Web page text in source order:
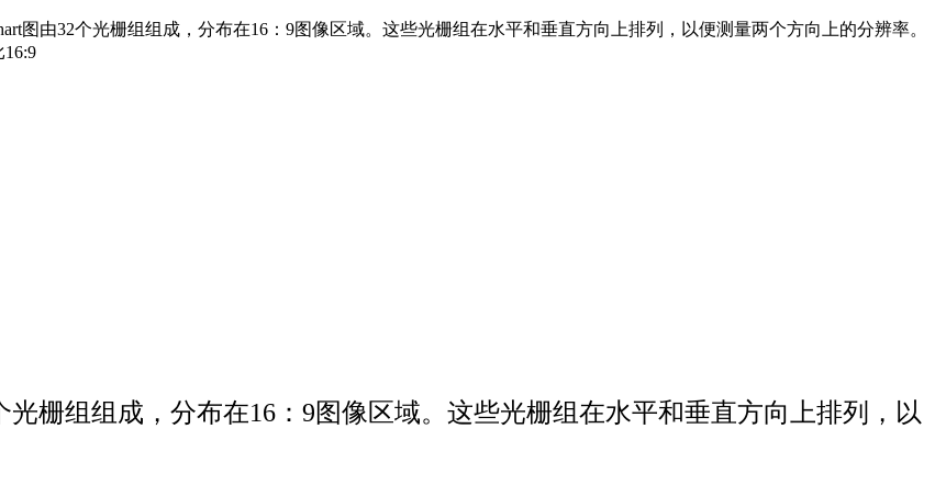
图由32个光栅组组成，分布在16：9图像区域。这些光栅组在水平和垂直方向上排列，以便测量两个方向上的分辨率。
栅组组成，分布在16：9图像区域。这些光栅组在水平和垂直方向上排列，以